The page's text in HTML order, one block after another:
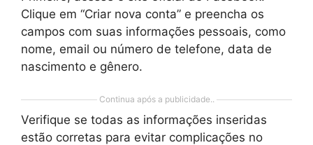
Clique em “Criar nova conta” e preencha os
campos com suas informações pessoais, como
nome, email ou número de telefone, data de
nascimento e gênero.
Continua após a publicidade..
Verifique se todas as informações inseridas
estão corretas para evitar complicações no